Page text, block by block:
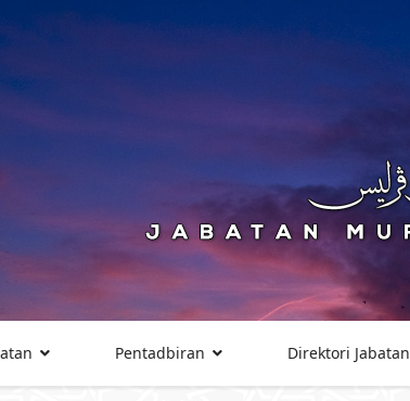
Pentadbiran Direktori Jabatan